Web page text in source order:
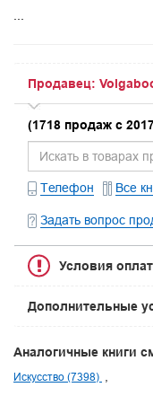
...
Продавец:
(1718 продаж с
Телефон Все
Задать вопрос
Условия
Дополнительные
Аналогичные книги
Искусство (7398)